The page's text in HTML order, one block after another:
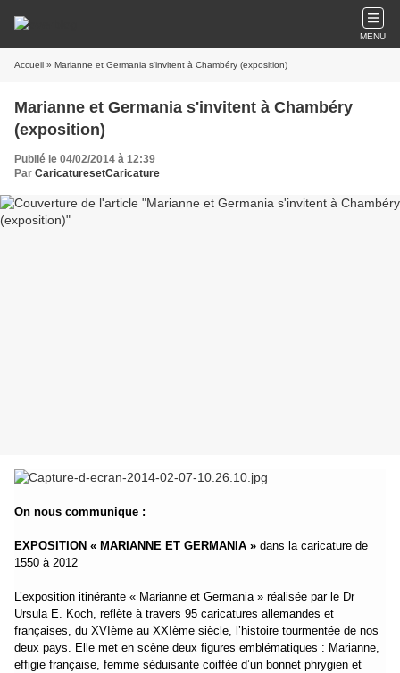
MENU
Accueil » Marianne et Germania s'invitent à Chambéry (exposition)
Marianne et Germania s'invitent à Chambéry
(exposition)
Publié le 04/02/2014 à 12:39
Par CaricaturesetCaricature
On nous communique :
EXPOSITION « MARIANNE ET GERMANIA » dans la caricature de
1550 à 2012
L’exposition itinérante « Marianne et Germania » réalisée par le Dr
Ursula E. Koch, reflète à travers 95 caricatures allemandes et
françaises, du XVIème au XXIème siècle, l’histoire tourmentée de nos
deux pays. Elle met en scène deux figures emblématiques : Marianne,
effigie française, femme séduisante coiffée d’un bonnet phrygien et